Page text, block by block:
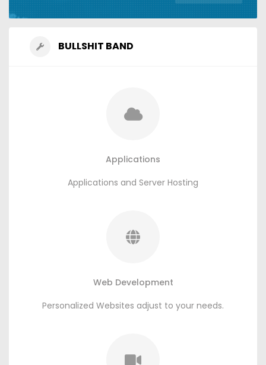
BULLSHIT BAND
Applications
Applications and Server Hosting
Web Development
Personalized Websites adjust to your needs.